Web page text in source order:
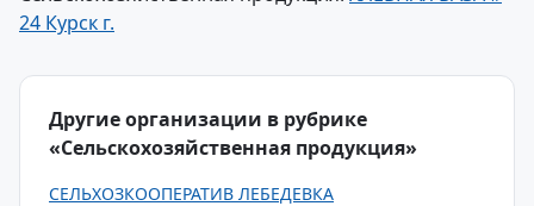
24 Курск г.
Другие организации в рубрике
«Сельскохозяйственная продукция»
СЕЛЬХОЗКООПЕРАТИВ ЛЕБЕДЕВКА